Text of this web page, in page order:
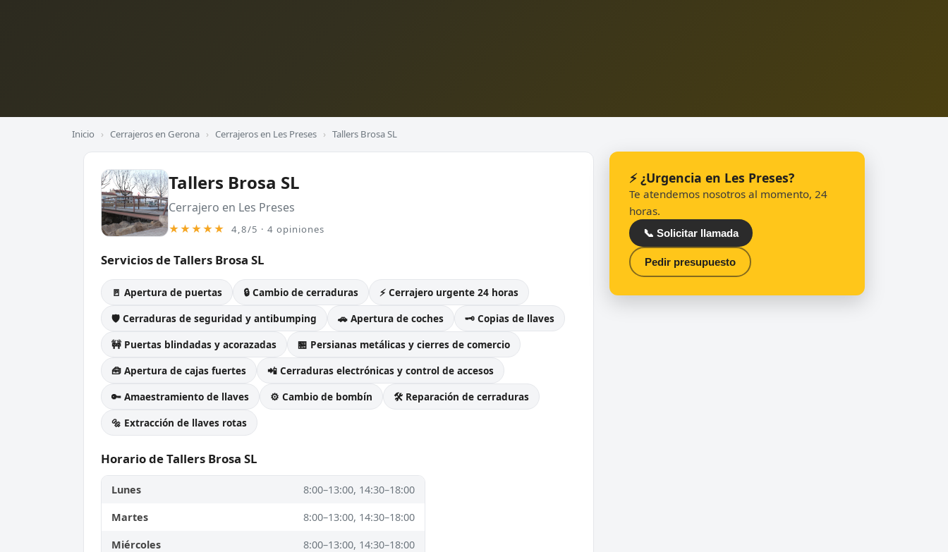
Inicio › Cerrajeros en Gerona › Cerrajeros en Les Preses › Tallers Brosa SL
Tallers Brosa SL
Cerrajero en Les Preses
★★★★★ 4,8/5 · 4 opiniones
Servicios de Tallers Brosa SL
🚪 Apertura de puertas 🔒 Cambio de cerraduras
⚡ Cerrajero urgente 24 horas
🛡️ Cerraduras de seguridad y antibumping
🚗 Apertura de coches
🗝️ Copias de llaves
🚧 Puertas blindadas y acorazadas
🏪 Persianas metálicas y cierres de comercio
🧰 Apertura de cajas fuertes
📲 Cerraduras electrónicas y control de accesos
🔑 Amaestramiento de llaves
⚙️ Cambio de bombín
🛠️ Reparación de cerraduras
🔩 Extracción de llaves rotas
Horario de Tallers Brosa SL
Lunes 8:00–13:00, 14:30–18:00
Martes 8:00–13:00, 14:30–18:00
Miércoles 8:00–13:00, 14:30–18:00
⚡ ¿Urgencia en Les Preses?
Te atendemos nosotros al momento, 24
horas.
📞 Solicitar llamada
Pedir presupuesto